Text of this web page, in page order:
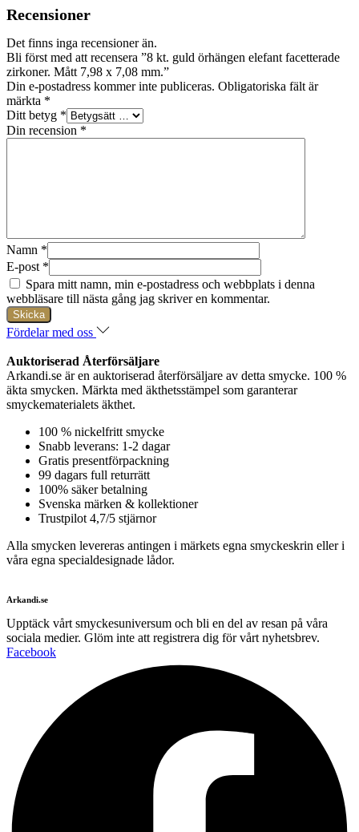
Recensioner
Det finns inga recensioner än.
Bli först med att recensera ”8 kt. guld örhängen elefant facetterade
zirkoner. Mått 7,98 x 7,08 mm.”
Din e-postadress kommer inte publiceras. Obligatoriska fält är
märkta *
Ditt betyg *
Din recension *
Namn *
E-post *
Spara mitt namn, min e-postadress och webbplats i denna
webbläsare till nästa gång jag skriver en kommentar.
Fördelar med oss
Auktoriserad Återförsäljare
Arkandi.se är en auktoriserad återförsäljare av detta smycke. 100 %
äkta smycken. Märkta med äkthetsstämpel som garanterar
smyckematerialets äkthet.
100 % nickelfritt smycke
Snabb leverans: 1-2 dagar
Gratis presentförpackning
99 dagars full returrätt
100% säker betalning
Svenska märken & kollektioner
Trustpilot 4,7/5 stjärnor
Alla smycken levereras antingen i märkets egna smyckeskrin eller i
våra egna specialdesignade lådor.
Arkandi.se
Upptäck vårt smyckesuniversum och bli en del av resan på våra
sociala medier. Glöm inte att registrera dig för vårt nyhetsbrev.
Facebook